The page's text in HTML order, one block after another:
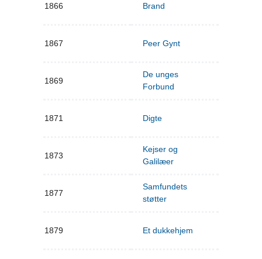
1866 Brand
1867 Peer Gynt
1869
De unges
Forbund
1871 Digte
1873
Kejser og
Galilæer
1877
Samfundets
støtter
1879 Et dukkehjem